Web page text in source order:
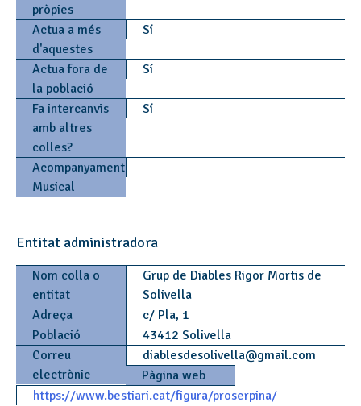
pròpies
Actua a més
d'aquestes
Sí
Actua fora de
la població
Sí
Fa intercanvis
amb altres
colles?
Sí
Acompanyament
Musical
Entitat administradora
Nom colla o
entitat
Grup de Diables Rigor Mortis de
Solivella
Adreça
c/ Pla, 1
Població
43412 Solivella
Correu
electrònic
diablesdesolivella@gmail.com
Pàgina web
https://www.bestiari.cat/figura/proserpina/